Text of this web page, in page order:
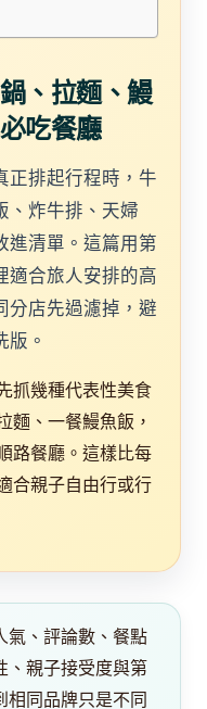
、拉麵、鰻
吃餐廳
正排起行程時，牛
、炸牛排、天婦
進清單。這篇用第
適合旅人安排的高
分店先過濾掉，避
。
抓幾種代表性美食
麵、一餐鰻魚飯，
路餐廳。這樣比每
合親子自由行或行
氣、評論數、餐點
、親子接受度與第
相同品牌只是不同